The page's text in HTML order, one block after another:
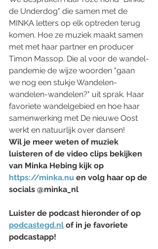
de Underdog" die samen met de
MINKA letters op elk optreden terug
komen. Hoe ze muziek maakt samen
met met haar partner en producer
Timon Massop. Die al voor de wandel-
pandemie de wijze woorden "gaan
we nog een stukje Wandelen-
wandelen-wandelen?" uit sprak. Haar
favoriete wandelgebied en hoe haar
samenwerking met De nieuwe Oost
werkt en natuurlijk over dansen!
Wil je meer weten of muziek
luisteren of de video clips bekijken
van Minka Hebing kijk op
https://minka.nu en volg haar op de
socials @minka_nl
Luister de podcast hieronder of op
podcastegd.nl of in je favoriete
podcastapp!